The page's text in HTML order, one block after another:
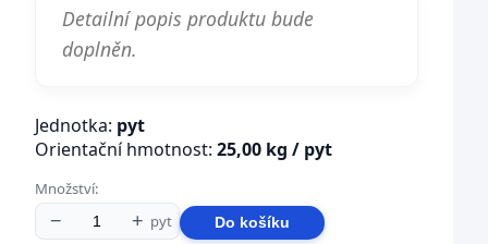
Detailní popis produktu bude
doplněn.
Jednotka: pyt
Orientační hmotnost: 25,00 kg / pyt
Množství:
− + pyt Do košíku